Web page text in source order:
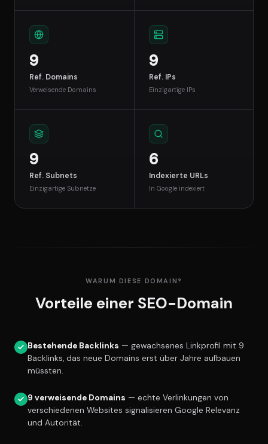
9
Ref. Domains
Verweisende Domains
9
Ref. IPs
Einzigartige IPs
9
Ref. Subnets
Einzigartige Subnetze
6
Indexierte URLs
In Google indexiert
WARUM DIESE DOMAIN?
Vorteile einer SEO-Domain
Bestehende Backlinks — gewachsenes Linkprofil mit 9
Backlinks, das neue Domains erst über Jahre aufbauen
müssten.
9 verweisende Domains — echte Verlinkungen von
verschiedenen Websites signalisieren Google Relevanz
und Autorität.